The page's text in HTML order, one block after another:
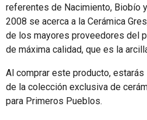
referentes de Nacimiento, Biobío
2008 se acerca a la Cerámica
de los mayores proveedores del
de máxima calidad, que es la
Al comprar este producto,
de la colección exclusiva de
para Primeros Pueblos.